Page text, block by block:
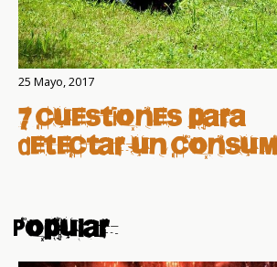
25 Mayo, 2017
7 cuestiones para
detectar un
Popular